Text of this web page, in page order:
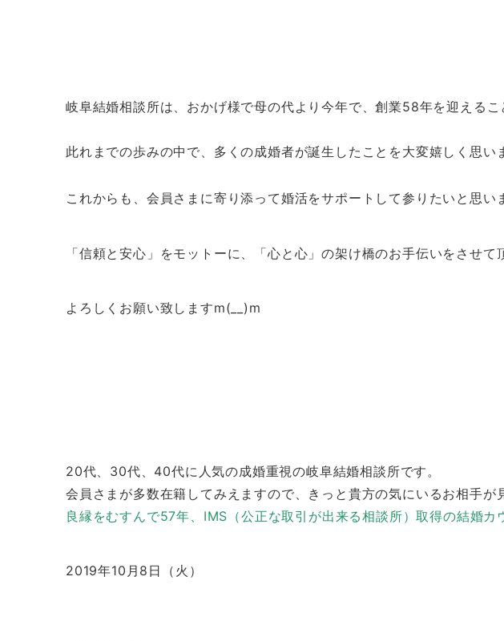
岐阜結婚相談所は、おかげ様で母の代より今年で、創業58年を迎えるこ
此れまでの歩みの中で、多くの成婚者が誕生したことを大変嬉しく思い
これからも、会員さまに寄り添って婚活をサポートして参りたいと思い
「信頼と安心」をモットーに、「心と心」の架け橋のお手伝いをさせて
よろしくお願い致しますm(__)m
20代、30代、40代に人気の成婚重視の岐阜結婚相談所です。
会員さまが多数在籍してみえますので、きっと貴方の気にいるお相手が
良縁をむすんで57年、IMS（公正な取引が出来る相談所）取得の結婚
2019年10月8日（火）